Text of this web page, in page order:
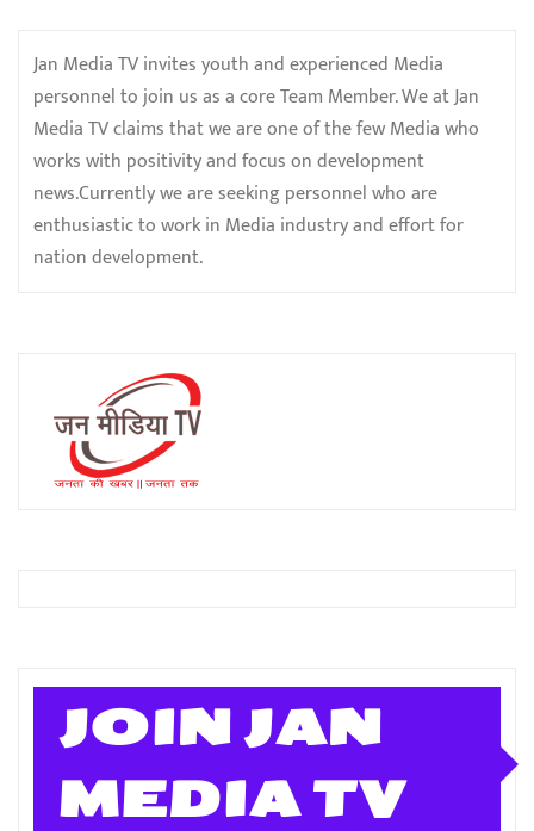
Jan Media TV invites youth and experienced Media
personnel to join us as a core Team Member. We at Jan
Media TV claims that we are one of the few Media who
works with positivity and focus on development
news.Currently we are seeking personnel who are
enthusiastic to work in Media industry and effort for
nation development.
JOIN JAN
MEDIA TV